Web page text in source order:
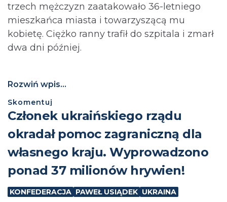
trzech mężczyzn zaatakowało 36-letniego
mieszkańca miasta i towarzyszącą mu
kobietę. Ciężko ranny trafił do szpitala i zmarł
dwa dni później.
Rozwiń wpis...
Skomentuj
Członek ukraińskiego rządu
okradał pomoc zagraniczną dla
własnego kraju. Wyprowadzono
ponad 37 milionów hrywien!
KONFEDERACJA PAWEŁ USIĄDEK UKRAINA